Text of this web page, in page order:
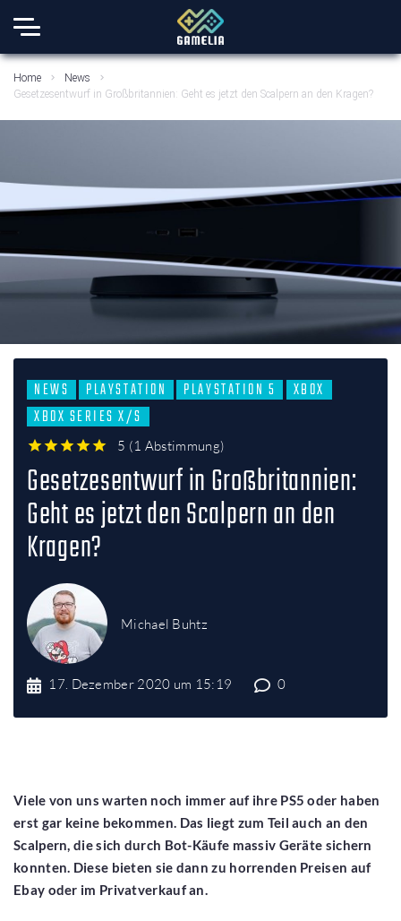
Home
News
Gesetzesentwurf in Großbritannien: Geht es jetzt den Scalpern an den Kragen?
NEWS PLAYSTATION PLAYSTATION 5
XBOX
XBOX SERIES X/S
5 (1 Abstimmung)
Gesetzesentwurf in Großbritannien:
Geht es jetzt den Scalpern an den
Kragen?
Michael Buhtz
17. Dezember 2020 um 15:19 0
Viele von uns warten noch immer auf ihre PS5 oder haben
erst gar keine bekommen. Das liegt zum Teil auch an den
Scalpern, die sich durch Bot-Käufe massiv Geräte sichern
konnten. Diese bieten sie dann zu horrenden Preisen auf
Ebay oder im Privatverkauf an.